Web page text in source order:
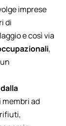
imprese
di
e così via
,
membri ad